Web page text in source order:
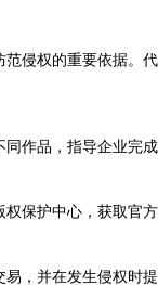
范侵权的重要依据。代
同作品，指导企业完成
权保护中心，获取官方
，并在发生侵权时提